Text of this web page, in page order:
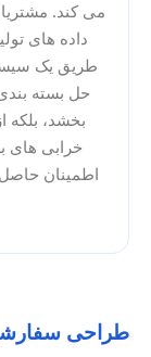
داده های
طریق یک
حل بسته
بخشد، بلکه
خرابی های
اطمینان
طراحی